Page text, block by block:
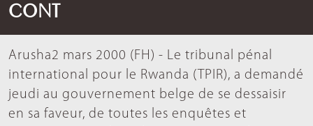
CONT
Arusha2 mars 2000 (FH) - Le tribunal pénal
international pour le Rwanda (TPIR), a demandé
jeudi au gouvernement belge de se dessaisir
en sa faveur, de toutes les enquêtes et